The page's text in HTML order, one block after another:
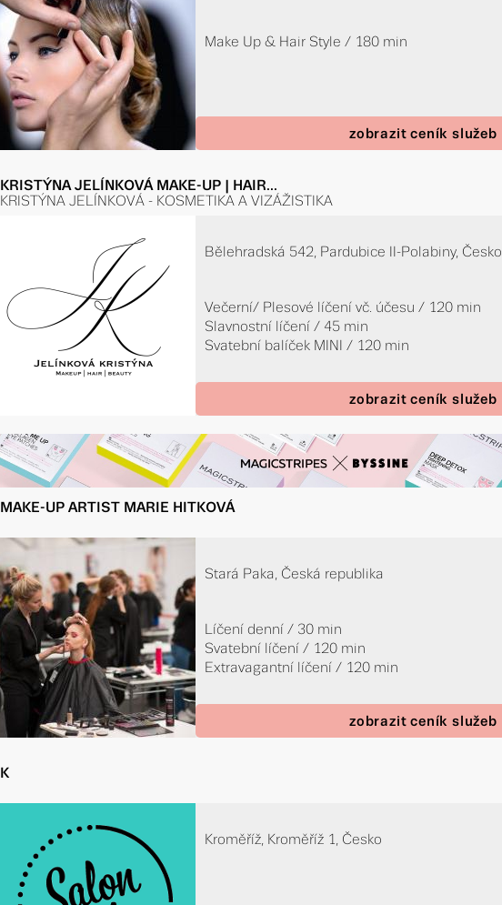
Make Up & Hair Style / 180 min
zobrazit ceník služeb
KRISTÝNA JELÍNKOVÁ MAKE-UP | HAIR...
KRISTÝNA JELÍNKOVÁ - KOSMETIKA A VIZÁŽISTIKA
Bělehradská 542, Pardubice II-Polabiny, Česko
Večerní/ Plesové líčení vč. účesu / 120 min
Slavnostní líčení / 45 min
Svatební balíček MINI / 120 min
zobrazit ceník služeb
MAKE-UP ARTIST MARIE HITKOVÁ
Stará Paka, Česká republika
Líčení denní / 30 min
Svatební líčení / 120 min
Extravagantní líčení / 120 min
zobrazit ceník služeb
K
Kroměříž, Kroměříž 1, Česko